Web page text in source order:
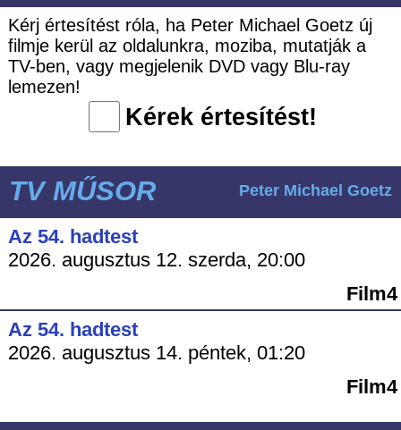
Kérj értesítést róla, ha Peter Michael Goetz új
filmje kerül az oldalunkra, moziba, mutatják a
TV-ben, vagy megjelenik DVD vagy Blu-ray
lemezen!
Kérek értesítést!
TV MŰSOR Peter Michael Goetz
Az 54. hadtest
2026. augusztus 12. szerda, 20:00
Film4
Az 54. hadtest
2026. augusztus 14. péntek, 01:20
Film4